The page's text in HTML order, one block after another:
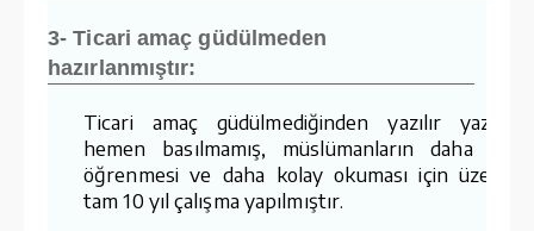
3- Ticari amaç güdülmeden
hazırlanmıştır:
Ticari amaç güdülmediğinden yazılır
hemen basılmamış, müslümanların daha
öğrenmesi ve daha kolay okuması için
tam 10 yıl çalışma yapılmıştır.